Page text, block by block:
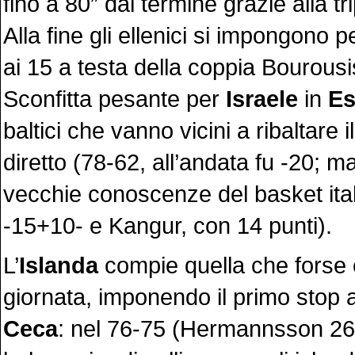
Alla fine gli ellenici si impongono
ai 15 a testa della coppia
Sconfitta pesante per Israele in
baltici che vanno vicini a ribaltare
diretto (78-62, all’andata fu -20;
vecchie conoscenze del basket
-15+10- e Kangur, con 14 punti).
L’Islandacompie quella che forse
giornata, imponendo il primo stop
Ceca: nel 76-75 (Hermannsson